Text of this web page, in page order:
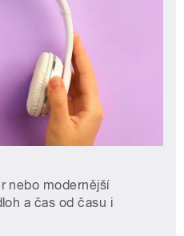
nebo modernější
a čas od času i